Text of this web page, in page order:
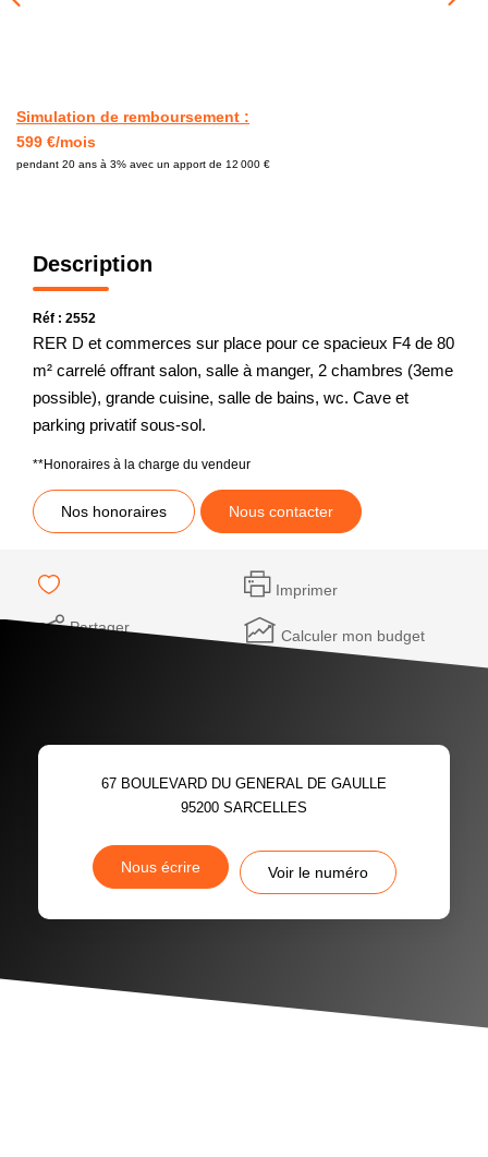
Simulation de remboursement :
599 €/mois
pendant 20 ans à 3% avec un apport de 12 000 €
Description
Réf : 2552
RER D et commerces sur place pour ce spacieux F4 de 80
m² carrelé offrant salon, salle à manger, 2 chambres (3eme
possible), grande cuisine, salle de bains, wc. Cave et
parking privatif sous-sol.
**Honoraires à la charge du vendeur
Nos honoraires Nous contacter
Imprimer
Partager Calculer mon budget
67 BOULEVARD DU GENERAL DE GAULLE
95200 SARCELLES
Nous écrire Voir le numéro